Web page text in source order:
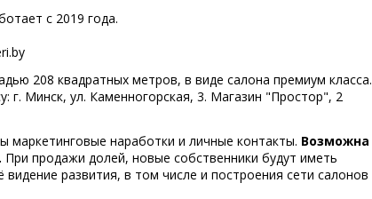
с 2019 года.
208 квадратных метров, в виде салона премиум класса.
г. Минск, ул. Каменногорская, 3. Магазин "Простор", 2
маркетинговые наработки и личные контакты. Возможна
При продажи долей, новые собственники будут иметь
развития, в том числе и построения сети салонов